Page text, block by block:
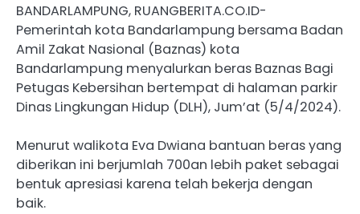
BANDARLAMPUNG, RUANGBERITA.CO.ID-
Pemerintah kota Bandarlampung bersama Badan
Amil Zakat Nasional (Baznas) kota
Bandarlampung menyalurkan beras Baznas Bagi
Petugas Kebersihan bertempat di halaman parkir
Dinas Lingkungan Hidup (DLH), Jum’at (5/4/2024).
Menurut walikota Eva Dwiana bantuan beras yang
diberikan ini berjumlah 700an lebih paket sebagai
bentuk apresiasi karena telah bekerja dengan
baik.